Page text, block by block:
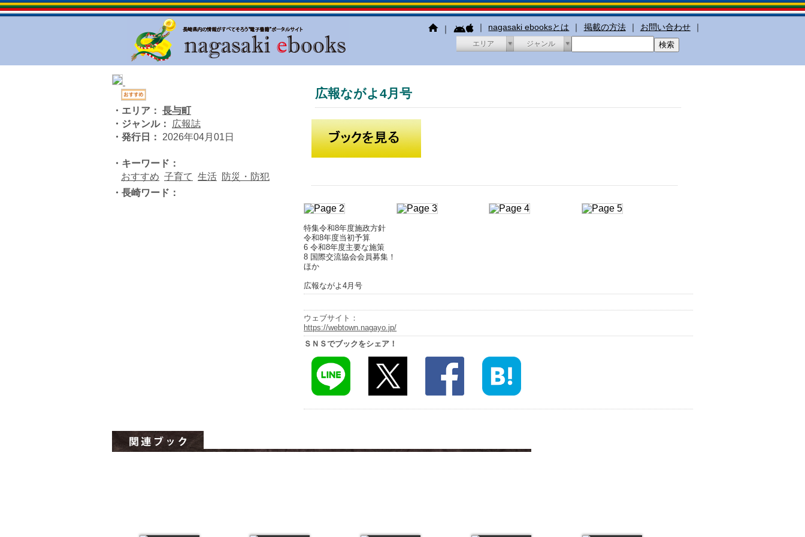
｜ ｜ nagasaki ebooksとは ｜ 掲載の方法 ｜ お問い合わせ ｜
エリア ジャンル
広報ながよ4月号
・エリア： 長与町
・ジャンル：
広報誌
・発行日：
2026年04月01日
・キーワード：
おすすめ 子育て 生活 防災・防犯
・長崎ワード：
特集令和8年度施政方針
令和8年度当初予算
6 令和8年度主要な施策
8 国際交流協会会員募集！
ほか
広報ながよ4月号
ウェブサイト：
https://webtown.nagayo.jp/
ＳＮＳでブックをシェア！